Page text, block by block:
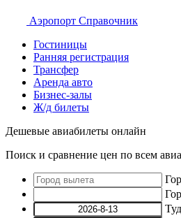
Аэропорт Справочник
Гостиницы
Ранняя регистрация
Трансфер
Аренда авто
Бизнес-залы
Ж/д билеты
Дешевые авиабилеты онлайн
Поиск и сравнение цен по всем